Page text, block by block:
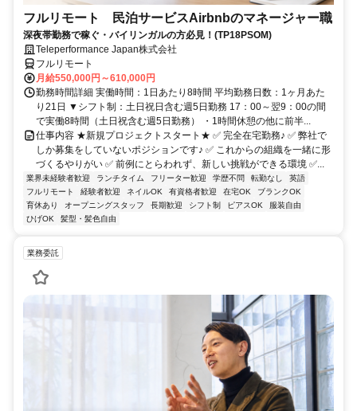
フルリモート 民泊サービスAirbnbのマネージャー職
深夜帯勤務で稼ぐ・バイリンガルの方必見！(TP18PSOM)
Teleperformance Japan株式会社
フルリモート
月給550,000円～610,000円
勤務時間詳細 実働時間：1日あたり8時間 平均勤務日数：1ヶ月あた
り21日 ▼シフト制：土日祝日含む週5日勤務 17：00～翌9：00の間
で実働8時間（土日祝含む週5日勤務） ・1時間休憩の他に前半...
仕事内容 ★新規プロジェクトスタート★ ✅ 完全在宅勤務♪ ✅ 弊社で
しか募集をしていないポジションです♪ ✅ これからの組織を一緒に形
づくるやりがい ✅ 前例にとらわれず、新しい挑戦ができる環境 ✅...
業界未経験者歓迎 ランチタイム フリーター歓迎 学歴不問 転勤なし
英語
フルリモート
経験者歓迎 ネイルOK 有資格者歓迎 在宅OK
ブランクOK
育休あり
オープニングスタッフ 長期歓迎 シフト制 ピアスOK
服装自由
ひげOK
髪型・髪色自由
業務委託